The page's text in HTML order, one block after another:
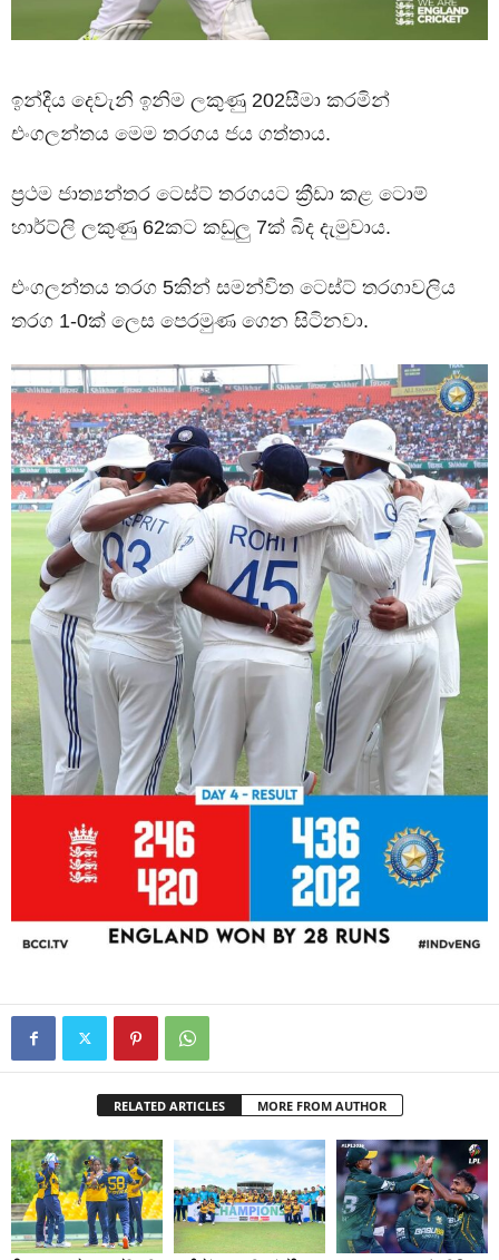
ඉන්දීය දෙවැනි ඉනිම ලකුණු 202සීමා කරමින්
එංගලන්තය මෙම තරගය ජය ගත්තාය.
ප්‍රථම ජාත්‍යන්තර ටෙස්ට් තරගයට ක්‍රීඩා කළ ටොම්
හාර්ට්ලි ලකුණු 62කට කඩුලු 7ක් බිද දැමුවාය.
එංගලන්තය තරග 5කින් සමන්විත ටෙස්ට් තරගාවලිය
තරග 1-0ක් ලෙස පෙරමුණ ගෙන සිටිනවා.
RELATED ARTICLES MORE FROM AUTHOR